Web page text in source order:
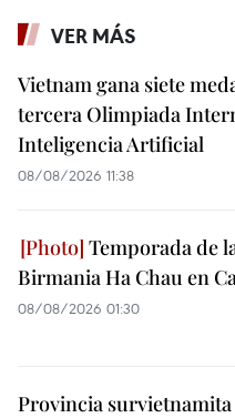
VER MÁS
Vietnam gana siete
tercera Olimpiada
Inteligencia Artificial
08/08/2026 11:38
Temporada de
Birmania Ha Chau en
08/08/2026 01:30
Provincia survietnamita